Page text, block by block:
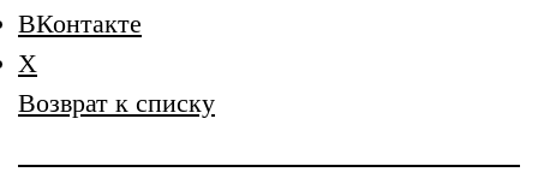
ВКонтакте
X
Возврат к списку